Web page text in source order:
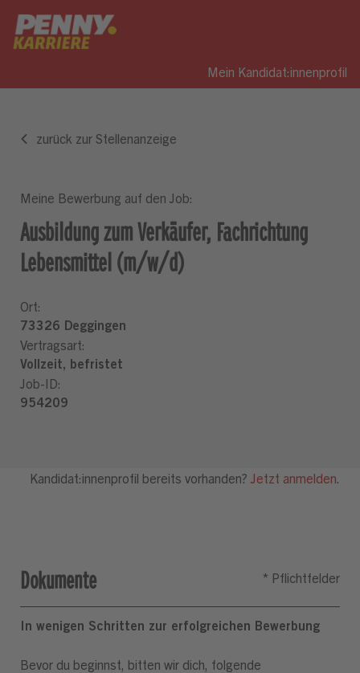
Mein Kandidat:innenprofil
Dokumente
In wenigen Schritten zur erfolgreichen Bewerbung
Bevor du beginnst, bitten wir dich, folgende